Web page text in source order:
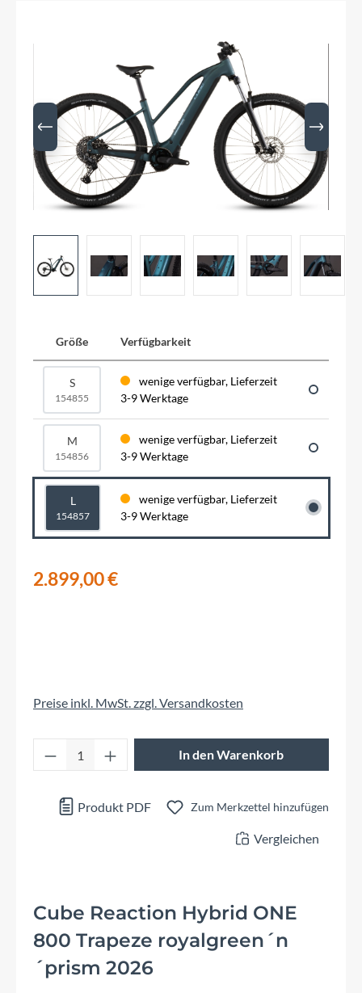
Größe Verfügbarkeit
S
154855
wenige verfügbar, Lieferzeit
3-9 Werktage
M
154856
wenige verfügbar, Lieferzeit
3-9 Werktage
L
154857
wenige verfügbar, Lieferzeit
3-9 Werktage
2.899,00 €
Preise inkl. MwSt. zzgl. Versandkosten
Produkt Anzahl: Gib den gewünschten
In den Warenkorb
Produkt PDF Zum Merkzettel hinzufügen
Vergleichen
Cube Reaction Hybrid ONE
800 Trapeze royalgreen´n
´prism 2026